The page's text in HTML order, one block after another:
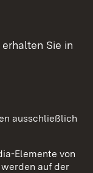
Sie in
ausschließlich
Elemente von
auf der